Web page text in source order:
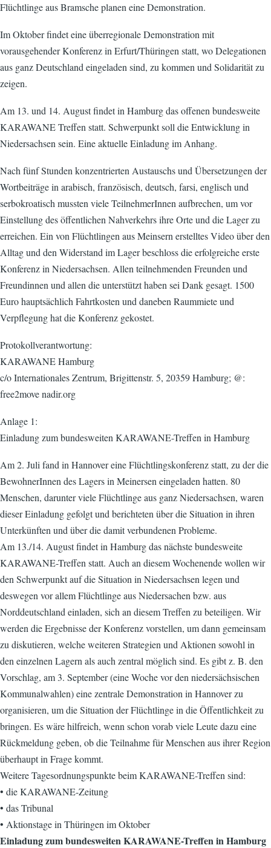
Flüchtlinge aus Bramsche planen eine Demonstration.
Im Oktober findet eine überregionale Demonstration mit
vorausgehender Konferenz in Erfurt/Thüringen statt, wo Delegationen
aus ganz Deutschland eingeladen sind, zu kommen und Solidarität zu
zeigen.
Am 13. und 14. August findet in Hamburg das offenen bundesweite
KARAWANE Treffen statt. Schwerpunkt soll die Entwicklung in
Niedersachsen sein. Eine aktuelle Einladung im Anhang.
Nach fünf Stunden konzentrierten Austauschs und Übersetzungen der
Wortbeiträge in arabisch, französisch, deutsch, farsi, englisch und
serbokroatisch mussten viele TeilnehmerInnen aufbrechen, um vor
Einstellung des öffentlichen Nahverkehrs ihre Orte und die Lager zu
erreichen. Ein von Flüchtlingen aus Meinsern erstelltes Video über den
Alltag und den Widerstand im Lager beschloss die erfolgreiche erste
Konferenz in Niedersachsen. Allen teilnehmenden Freunden und
Freundinnen und allen die unterstützt haben sei Dank gesagt. 1500
Euro hauptsächlich Fahrtkosten und daneben Raummiete und
Verpflegung hat die Konferenz gekostet.
Protokollverantwortung:
KARAWANE Hamburg
c/o Internationales Zentrum, Brigittenstr. 5, 20359 Hamburg; @:
free2move nadir.org
Anlage 1:
Einladung zum bundesweiten KARAWANE-Treffen in Hamburg
Am 2. Juli fand in Hannover eine Flüchtlingskonferenz statt, zu der die
BewohnerInnen des Lagers in Meinersen eingeladen hatten. 80
Menschen, darunter viele Flüchtlinge aus ganz Niedersachsen, waren
dieser Einladung gefolgt und berichteten über die Situation in ihren
Unterkünften und über die damit verbundenen Probleme.
Am 13./14. August findet in Hamburg das nächste bundesweite
KARAWANE-Treffen statt. Auch an diesem Wochenende wollen wir
den Schwerpunkt auf die Situation in Niedersachsen legen und
deswegen vor allem Flüchtlinge aus Niedersachen bzw. aus
Norddeutschland einladen, sich an diesem Treffen zu beteiligen. Wir
werden die Ergebnisse der Konferenz vorstellen, um dann gemeinsam
zu diskutieren, welche weiteren Strategien und Aktionen sowohl in
den einzelnen Lagern als auch zentral möglich sind. Es gibt z. B. den
Vorschlag, am 3. September (eine Woche vor den niedersächsischen
Kommunalwahlen) eine zentrale Demonstration in Hannover zu
organisieren, um die Situation der Flüchtlinge in die Öffentlichkeit zu
bringen. Es wäre hilfreich, wenn schon vorab viele Leute dazu eine
Rückmeldung geben, ob die Teilnahme für Menschen aus ihrer Region
überhaupt in Frage kommt.
Weitere Tagesordnungspunkte beim KARAWANE-Treffen sind:
• die KARAWANE-Zeitung
• das Tribunal
• Aktionstage in Thüringen im Oktober
Einladung zum bundesweiten KARAWANE-Treffen in Hamburg